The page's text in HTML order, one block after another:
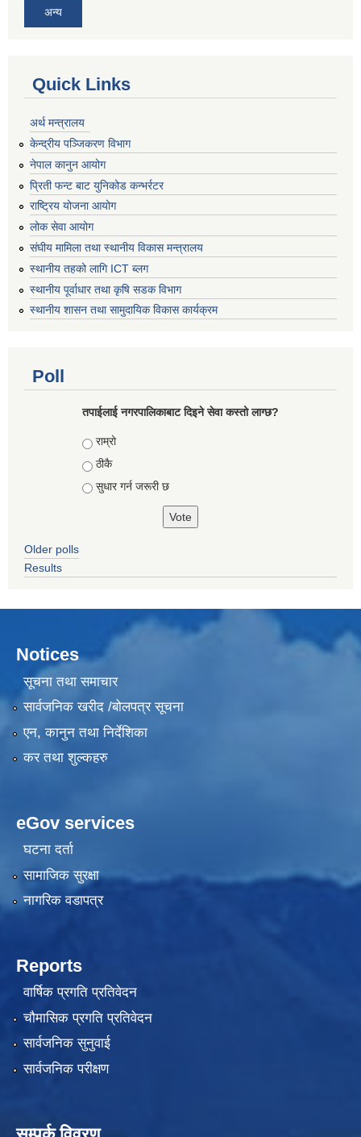
अन्य
Quick Links
अर्थ मन्त्रालय
केन्द्रीय पञ्जिकरण विभाग
नेपाल कानुन आयोग
प्रिती फन्ट बाट युनिकोड कन्भर्रटर
राष्ट्रिय योजना आयोग
लोक सेवा आयोग
संघीय मामिला तथा स्थानीय विकास मन्त्रालय
स्थानीय तहको लागि ICT ब्लग
स्थानीय पूर्वाधार तथा कृषि सडक विभाग
स्थानीय शासन तथा सामुदायिक विकास कार्यक्रम
Poll
तपाईलाई नगरपालिकाबाट दिइने सेवा कस्तो लाग्छ?
Choices
राम्रो
ठीकै
सुधार गर्न जरूरी छ
Older polls
Results
Notices
सूचना तथा समाचार
सार्वजनिक खरीद /बोलपत्र सूचना
एन, कानुन तथा निर्देशिका
कर तथा शुल्कहरु
eGov services
घटना दर्ता
सामाजिक सुरक्षा
नागरिक वडापत्र
Reports
वार्षिक प्रगति प्रतिवेदन
चौमासिक प्रगति प्रतिवेदन
सार्वजनिक सुनुवाई
सार्वजनिक परीक्षण